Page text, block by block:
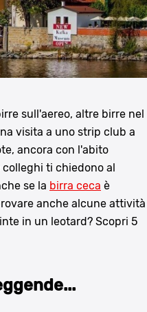
sull'aereo, altre birre nel
visita a uno strip club a
ancora con l'abito
ti chiedono al
se la birra ceca è
anche alcune attività
in un leotard? Scopri 5